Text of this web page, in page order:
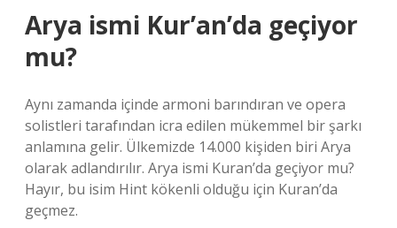
Arya ismi Kur’an’da geçiyor
mu?
Aynı zamanda içinde armoni barındıran ve opera
solistleri tarafından icra edilen mükemmel bir şarkı
anlamına gelir. Ülkemizde 14.000 kişiden biri Arya
olarak adlandırılır. Arya ismi Kuran’da geçiyor mu?
Hayır, bu isim Hint kökenli olduğu için Kuran’da
geçmez.